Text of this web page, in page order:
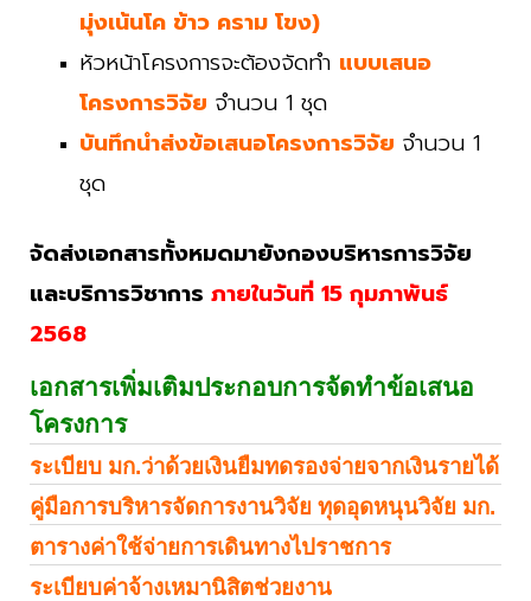
มุ่งเน้นโค ข้าว คราม โขง)
หัวหน้าโครงการจะต้องจัดทำ แบบเสนอ
โครงการวิจัย จำนวน 1 ชุด
บันทึกนำส่งข้อเสนอโครงการวิจัย จำนวน 1
ชุด
จัดส่งเอกสารทั้งหมดมายังกองบริหารการวิจัย
และบริการวิชาการ ภายในวันที่ 15 กุมภาพันธ์
2568
เอกสารเพิ่มเติมประกอบการจัดทำข้อเสนอ
โครงการ
ระเบียบ มก.ว่าด้วยเงินยืมทดรองจ่ายจากเงินรายได้
คู่มือการบริหารจัดการงานวิจัย ทุดอุดหนุนวิจัย มก.
ตารางค่าใช้จ่ายการเดินทางไปราชการ
ระเบียบค่าจ้างเหมานิสิตช่วยงาน